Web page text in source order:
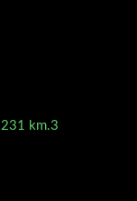
231 km.3